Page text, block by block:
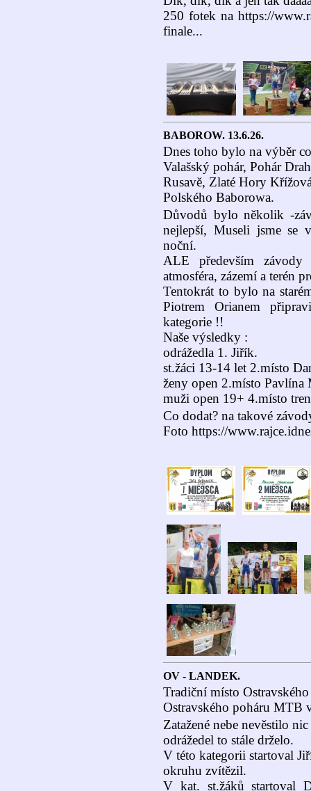
250 fotek na https://
finale...
BABOROW. 13.6.26.
Dnes toho bylo na výběr
Valašský pohár, Pohár
Rusavě, Zlaté Hory
Polského Baborowa.
Důvodů bylo několik -
nejlepší, Museli jsme se
noční.
ALE především
atmosféra, zázemí a terén
Tentokrát to bylo na
Piotrem Orianem
kategorie !!
Naše výsledky :
odrážedla 1. Jiřík.
st.žáci 13-14 let 2.místo
ženy open 2.místo Pavlína
muži open 19+ 4.místo
Co dodat? na takové
Foto https://
OV - LANDEK.
Tradiční místo
Ostravského poháru MTB
Zatažené nebe nevěstilo
odrážedel to stále drželo.
V této kategorii startoval
okruhu zvítězil.
V kat. st.žáků startoval